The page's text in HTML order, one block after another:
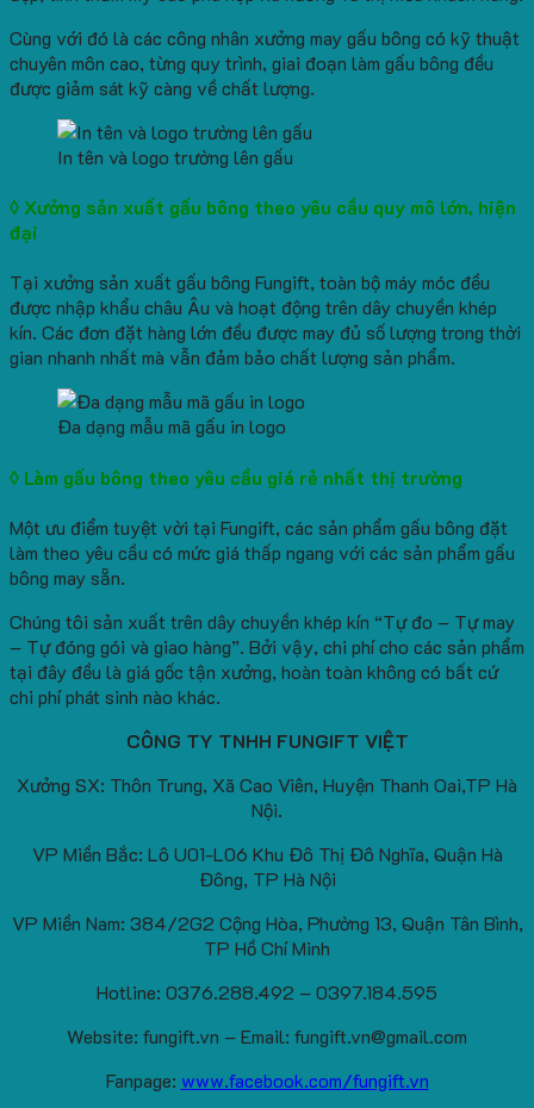
Cùng với đó là các công nhân xưởng may gấu bông có kỹ thuật
chuyên môn cao, từng quy trình, giai đoạn làm gấu bông đều
được giảm sát kỹ càng về chất lượng.
In tên và logo trường lên gấu
◊ Xưởng sản xuất gấu bông theo yêu cầu quy mô lớn, hiện
đại
Tại xưởng sản xuất gấu bông Fungift, toàn bộ máy móc đều
được nhập khẩu châu Âu và hoạt động trên dây chuyền khép
kín. Các đơn đặt hàng lớn đều được may đủ số lượng trong thời
gian nhanh nhất mà vẫn đảm bảo chất lượng sản phẩm.
Đa dạng mẫu mã gấu in logo
◊ Làm gấu bông theo yêu cầu giá rẻ nhất thị trường
Một ưu điểm tuyệt vời tại Fungift, các sản phẩm gấu bông đặt
làm theo yêu cầu có mức giá thấp ngang với các sản phẩm gấu
bông may sẵn.
Chúng tôi sản xuất trên dây chuyền khép kín “Tự đo – Tự may
– Tự đóng gói và giao hàng”. Bởi vậy, chi phí cho các sản phẩm
tại đây đều là giá gốc tận xưởng, hoàn toàn không có bất cứ
chi phí phát sinh nào khác.
CÔNG TY TNHH FUNGIFT VIỆT
Xưởng SX: Thôn Trung, Xã Cao Viên, Huyện Thanh Oai,TP Hà
Nội.
VP Miền Bắc: Lô U01-L06 Khu Đô Thị Đô Nghĩa, Quận Hà
Đông, TP Hà Nội
VP Miền Nam: 384/2G2 Cộng Hòa, Phường 13, Quận Tân Bình,
TP Hồ Chí Minh
Hotline: 0376.288.492 – 0397.184.595
Website: fungift.vn – Email: fungift.vn@gmail.com
Fanpage: www.facebook.com/fungift.vn